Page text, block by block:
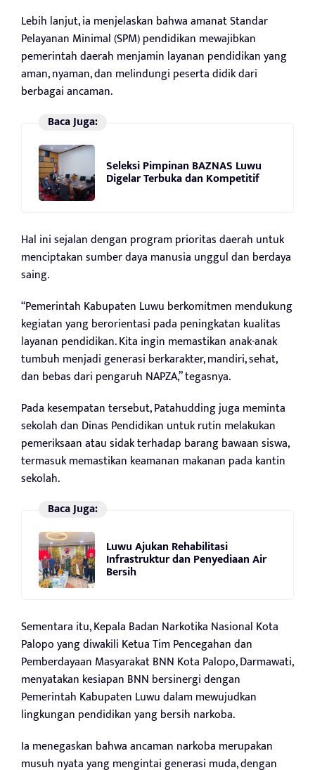
Lebih lanjut, ia menjelaskan bahwa amanat Standar
Pelayanan Minimal (SPM) pendidikan mewajibkan
pemerintah daerah menjamin layanan pendidikan yang
aman, nyaman, dan melindungi peserta didik dari
berbagai ancaman.
Baca Juga:
Seleksi Pimpinan BAZNAS Luwu
Digelar Terbuka dan Kompetitif
Hal ini sejalan dengan program prioritas daerah untuk
menciptakan sumber daya manusia unggul dan berdaya
saing.
“Pemerintah Kabupaten Luwu berkomitmen mendukung
kegiatan yang berorientasi pada peningkatan kualitas
layanan pendidikan. Kita ingin memastikan anak-anak
tumbuh menjadi generasi berkarakter, mandiri, sehat,
dan bebas dari pengaruh NAPZA,” tegasnya.
Pada kesempatan tersebut, Patahudding juga meminta
sekolah dan Dinas Pendidikan untuk rutin melakukan
pemeriksaan atau sidak terhadap barang bawaan siswa,
termasuk memastikan keamanan makanan pada kantin
sekolah.
Baca Juga:
Luwu Ajukan Rehabilitasi
Infrastruktur dan Penyediaan Air
Bersih
Sementara itu, Kepala Badan Narkotika Nasional Kota
Palopo yang diwakili Ketua Tim Pencegahan dan
Pemberdayaan Masyarakat BNN Kota Palopo, Darmawati,
menyatakan kesiapan BNN bersinergi dengan
Pemerintah Kabupaten Luwu dalam mewujudkan
lingkungan pendidikan yang bersih narkoba.
Ia menegaskan bahwa ancaman narkoba merupakan
musuh nyata yang mengintai generasi muda, dengan